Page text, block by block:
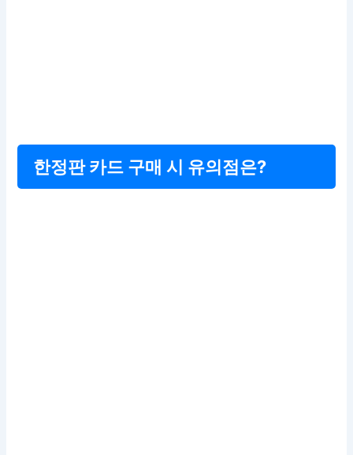
한정판 카드 구매 시 유의점은?